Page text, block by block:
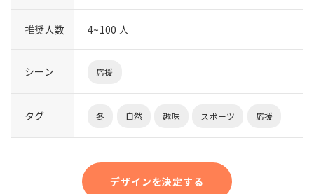
推奨人数 4~100 人
シーン 応援
タグ 冬 自然 趣味 スポーツ 応援
デザインを決定する